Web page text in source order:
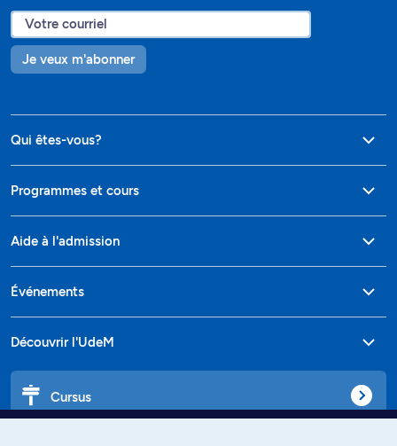
Je veux m'abonner
Qui êtes-vous?
Programmes et cours
Aide à l'admission
Événements
Découvrir l'UdeM
Cursus